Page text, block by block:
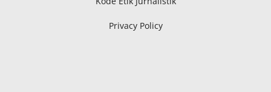
Privacy Policy